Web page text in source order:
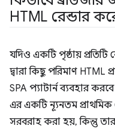
HTML রেন্ডার
যদিও একটি পৃষ্ঠায়
দ্বারা কিছু পরিমাণ
SPA প্যাটার্ন ব্যবহার
এর একটি ন্যূনতম প্রাথমিক
সরবরাহ করা হয়, কিন্তু